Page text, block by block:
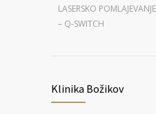
LASERSKO
– Q-SWITCH
Klinika Božikov